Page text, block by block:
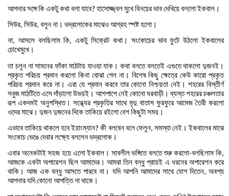
আপনারসঙ্গেকিএকটুকথাবলাযাবে? হাসোজ্জ্বলমুখেবিনয়েরভাবদেখিয়েবললোইকবাল।
সিউর, সিউর, বলুননা। ভদ্রলোকেরমাঝেওআগ্রহস্পষ্টহলো।
না, আসলে বলছিলাম কি,একটু সিক্রেট কথা। সংকোচের ভাব ফুটে উঠলো ইকবালের
চোখেমুখে।
তা চলুন না সামনের ফাঁকা মাঠটায় যাওয়া যাক। কথা বলতে বলতেই এগুতে থাকলো দুজনই।
প্রকৃত পরিচয় প্রদান করলো কিনা বোঝা গেল না। বিশেষ কিছু ক্ষেত্রে কেউ কারো প্রকৃত
পরিচয় প্রদান করে না। এরা যে প্রদান করবে তার কোনো নিশ্চয়তা নেই। শহরের বিস্তীর্ণ
সবুজমাঠটিতেএসেদাঁড়ালোউভয়ই। আশপাশেনেইকোনোঘরবাড়ী। ব্যস্তশহরেরচঞ্চলতার
রূপ একদমই অনুপস্থিত। সন্ধ্যের প্রকৃতির সাথে মৃদু বাতাস ফুরফুরে আমেজ তৈরী করলো
ওদেরমাঝে। দুজনদুজনেরদিকেতাকিয়েরইলোবেশকিছুটাসময়।
এভাবেতাকিয়েথাকলে হবে ইয়াংম্যান?কী বলবেন বলে ফেলুন, সমস্যানেই। ইকবালেরমাঝে
সংকোচভেঙেদেবারলক্ষ্যেবললেনভদ্রলোক।
এবার অনেকটাই সহজ হয়ে এলো ইকবাল। সাবলীল ভঙ্গিতে বলতে শুরু করলো-বলছিলাম কি,
আজকে একটা অপারেশন ছিল আমাদের। আমরা তিন বন্ধু প্রায়ই এ ধরনের অপারেশন করে
থাকি। আজ এক বন্ধু আসতে পারবে না। যদি আপনি আমাদের সাথে যোগ দিতেন,অবশ্য
আপনারযদিকোনোআপত্তিনাথাকে।